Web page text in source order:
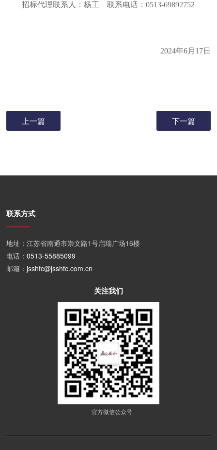
招标代理联系人：杨工 联系电话：0513-69892752
2024年6月 17日
上一篇 下一篇
联系方式
地址：江苏省南通市崇文路1号启瑞广场16楼
电话：0513-55885099
邮箱：jsshfc@jsshfc.com.cn
关注我们
官方微信公众号